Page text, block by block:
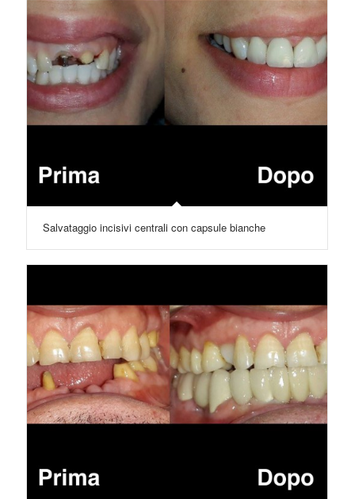
Salvataggio incisivi centrali con capsule bianche